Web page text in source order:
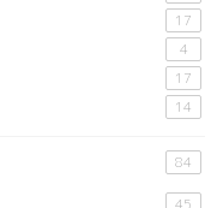
17
4
17
14
84